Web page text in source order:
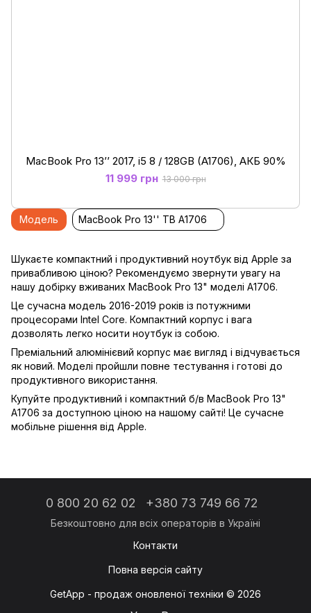
MacBook Pro 13’’ 2017, i5 8 / 128GB (A1706), АКБ 90%
11 999 грн 13 000 грн
Шукаєте компактний і продуктивний ноутбук від Apple за
привабливою ціною? Рекомендуємо звернути увагу на
нашу добірку вживаних MacBook Pro 13" моделі A1706.
Це сучасна модель 2016-2019 років із потужними
процесорами Intel Core. Компактний корпус і вага
дозволять легко носити ноутбук із собою.
Преміальний алюмінієвий корпус має вигляд і відчувається
як новий. Моделі пройшли повне тестування і готові до
продуктивного використання.
Купуйте продуктивний і компактний б/в MacBook Pro 13"
A1706 за доступною ціною на нашому сайті! Це сучасне
мобільне рішення від Apple.
Модель MacBook Pro 13'' TB A1706
0 800 20 62 02 +380 73 749 66 72
Контакти
Повна версія сайту
GetApp - продаж оновленої техніки © 2026